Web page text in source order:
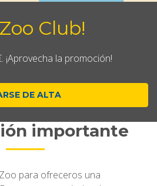
Club!
la promoción!
DE ALTA
importante
para ofreceros una